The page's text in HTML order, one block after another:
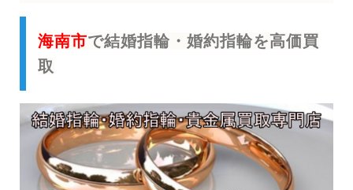
海南市で結婚指輪・婚約指輪を高価買
取